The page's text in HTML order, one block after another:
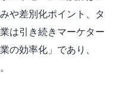
や差別化ポイント、タ
は引き続きマーケター
の効率化」であり、